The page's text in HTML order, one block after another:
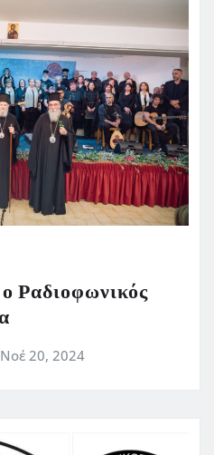
Ραδιοφωνικός
Νοέ 20, 2024